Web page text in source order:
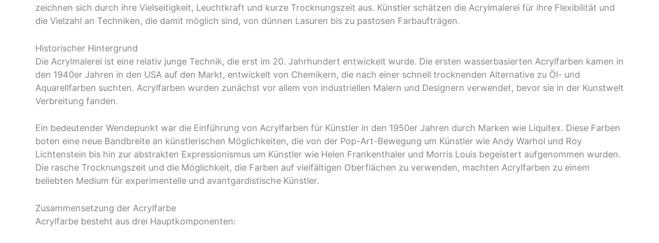
zeichnen sich durch ihre Vielseitigkeit, Leuchtkraft und kurze Trocknungszeit aus. Künstler schätzen die Acrylmalerei für ihre Flexibilität und
die Vielzahl an Techniken, die damit möglich sind, von dünnen Lasuren bis zu pastosen Farbaufträgen.
Historischer Hintergrund
Die Acrylmalerei ist eine relativ junge Technik, die erst im 20. Jahrhundert entwickelt wurde. Die ersten wasserbasierten Acrylfarben kamen in
den 1940er Jahren in den USA auf den Markt, entwickelt von Chemikern, die nach einer schnell trocknenden Alternative zu Öl- und
Aquarellfarben suchten. Acrylfarben wurden zunächst vor allem von industriellen Malern und Designern verwendet, bevor sie in der Kunstwelt
Verbreitung fanden.
Ein bedeutender Wendepunkt war die Einführung von Acrylfarben für Künstler in den 1950er Jahren durch Marken wie Liquitex. Diese Farben
boten eine neue Bandbreite an künstlerischen Möglichkeiten, die von der Pop-Art-Bewegung um Künstler wie Andy Warhol und Roy
Lichtenstein bis hin zur abstrakten Expressionismus um Künstler wie Helen Frankenthaler und Morris Louis begeistert aufgenommen wurden.
Die rasche Trocknungszeit und die Möglichkeit, die Farben auf vielfältigen Oberflächen zu verwenden, machten Acrylfarben zu einem
beliebten Medium für experimentelle und avantgardistische Künstler.
Zusammensetzung der Acrylfarbe
Acrylfarbe besteht aus drei Hauptkomponenten: